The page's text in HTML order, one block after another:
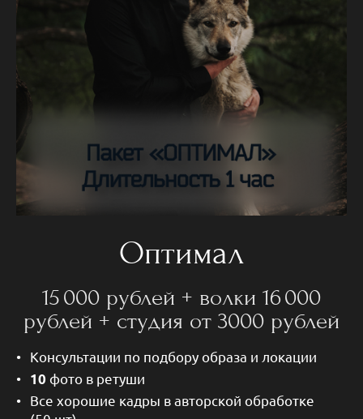
Оптимал
15 000 рублей + волки 16 000
рублей + студия от 3000 рублей
Консультации по подбору образа и локации
10 фото в ретуши
Все хорошие кадры в авторской обработке